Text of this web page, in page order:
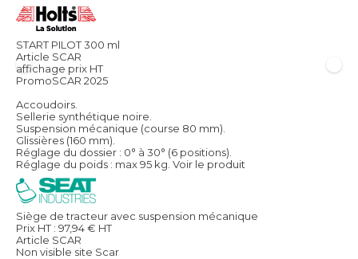
START PILOT 300 ml
Article SCAR
affichage prix HT
PromoSCAR 2025
Accoudoirs.
Sellerie synthétique noire.
Suspension mécanique (course 80 mm).
Glissières (160 mm).
Réglage du dossier : 0° à 30° (6 positions).
Réglage du poids : max 95 kg. Voir le produit
Siège de tracteur avec suspension mécanique
Prix HT : 97,94€ HT
Article SCAR
Non visible site Scar